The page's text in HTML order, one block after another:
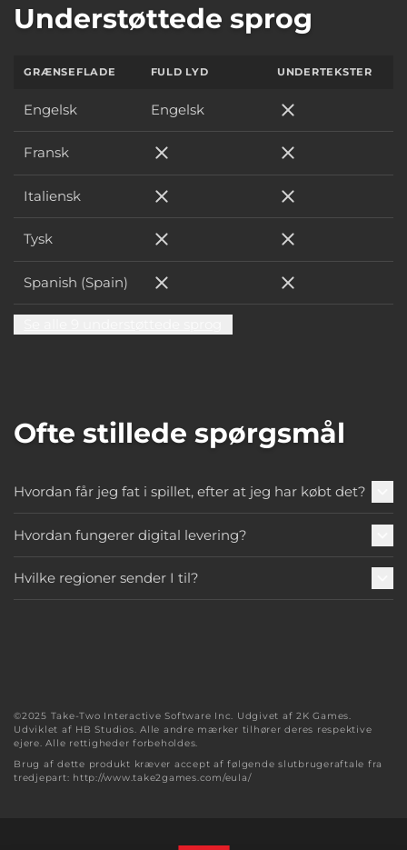
Understøttede sprog
GRÆNSEFLADE FULD LYD UNDERTEKSTER
Engelsk Engelsk
Engelsk
Fransk
Fransk
Fransk
Italiensk
Italiensk
Italiensk
Tysk
Tysk
Tysk
Spanish (Spain)
Spanish (Spain)
Spanish (Spain)
Ofte stillede spørgsmål
Hvordan får jeg fat i spillet, efter at jeg har købt det?
Hvordan fungerer digital levering?
Hvilke regioner sender I til?
©2025 Take-Two Interactive Software Inc. Udgivet af 2K Games.
Udviklet af HB Studios. Alle andre mærker tilhører deres respektive
ejere. Alle rettigheder forbeholdes.
Brug af dette produkt kræver accept af følgende slutbrugeraftale fra
tredjepart: http://www.take2games.com/eula/